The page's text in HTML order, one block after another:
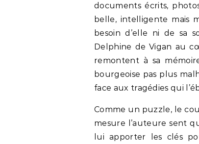
documents écrits,
belle, intelligente mais
besoin d’elle ni de sa
Delphine de Vigan au
remontent à sa
bourgeoise pas plus
face aux tragédies qui
Comme un puzzle, le
mesure l’auteure sent
lui apporter les clés